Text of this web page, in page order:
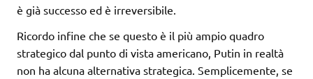
è già successo ed è irreversibile.
Ricordo infine che se questo è il più ampio quadro
strategico dal punto di vista americano, Putin in realtà
non ha alcuna alternativa strategica. Semplicemente, se